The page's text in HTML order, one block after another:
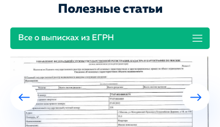
Полезные статьи
Все о выписках из ЕГРН